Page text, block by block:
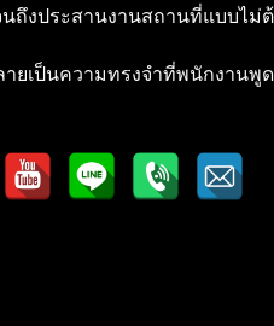
นถึงประสานงานสถานที่แบบไม่
ยเป็นความทรงจำที่พนักงานพู